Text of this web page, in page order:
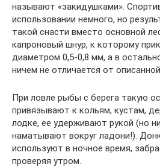
называют «закидушками».
использовании немного, но
такой снасти вместо основной
капроновый шнур, к которому
диаметром 0,5-0,8 мм, а в
ничем не отличается от
При ловле рыбы с берега такую
привязывают к кольям, кустам,
лодке, ее удерживают рукой (но
наматывают вокруг ладони!).
используют в ночное время,
проверяя утром.